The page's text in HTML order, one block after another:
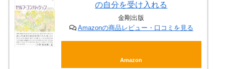
の自分を受け入れる
金剛出版
Amazonの商品レビュー・口コミを見る
Amazon